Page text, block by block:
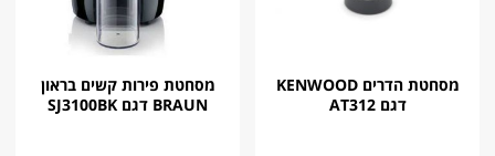
מסחטת הדרים KENWOOD
דגם AT312
מסחטת פירות קשים בראון
BRAUN דגם SJ3100BK